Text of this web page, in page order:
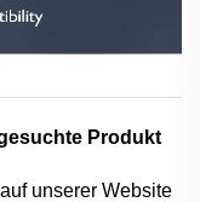
Produkt
unserer Website